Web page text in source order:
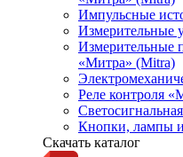
Импульсные
Измерительные
Измерительные
«Митра» (Mitra)
Реле контроля
Кнопки, лампы
Скачать каталог